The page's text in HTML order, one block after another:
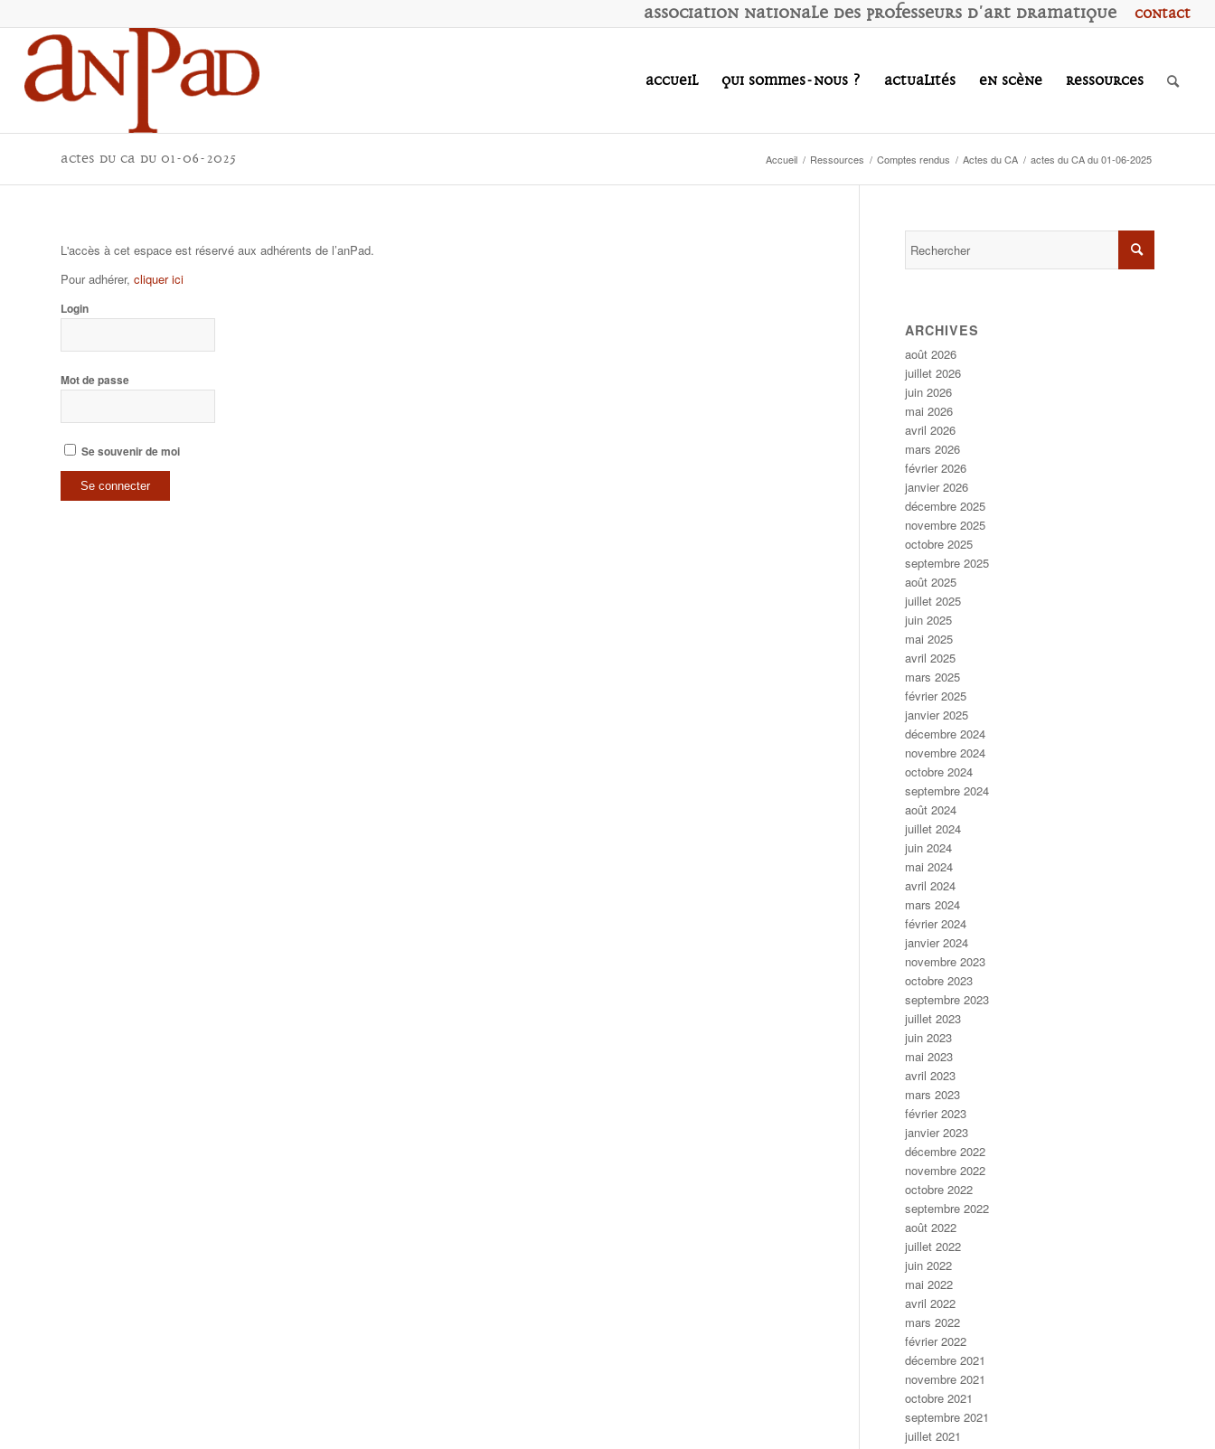
Contact
Association Nationale des Professeurs d'Art Dramatique
Accueil Qui sommes-nous ? Actualités En scène Ressources
actes du CA du 01-06-2025 Accueil / Ressources / Comptes rendus / Actes du CA / actes du CA du 01-06-2025
L'accès à cet espace est réservé aux adhérents de l’anPad.
Pour adhérer, cliquer ici
Login
Mot de passe
Se souvenir de moi
ARCHIVES
août 2026
juillet 2026
juin 2026
mai 2026
avril 2026
mars 2026
février 2026
janvier 2026
décembre 2025
novembre 2025
octobre 2025
septembre 2025
août 2025
juillet 2025
juin 2025
mai 2025
avril 2025
mars 2025
février 2025
janvier 2025
décembre 2024
novembre 2024
octobre 2024
septembre 2024
août 2024
juillet 2024
juin 2024
mai 2024
avril 2024
mars 2024
février 2024
janvier 2024
novembre 2023
octobre 2023
septembre 2023
juillet 2023
juin 2023
mai 2023
avril 2023
mars 2023
février 2023
janvier 2023
décembre 2022
novembre 2022
octobre 2022
septembre 2022
août 2022
juillet 2022
juin 2022
mai 2022
avril 2022
mars 2022
février 2022
décembre 2021
novembre 2021
octobre 2021
septembre 2021
juillet 2021